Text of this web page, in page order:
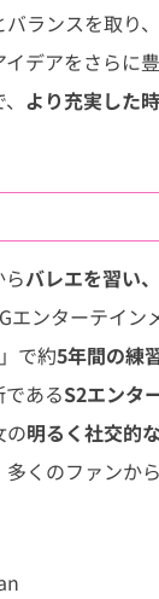
ランスを取り
デアをさらに
より充実した
バレエを習い
エンターテイン
で約5年間の練
あるS2エンタ
の明るく社交的
多くのファンか